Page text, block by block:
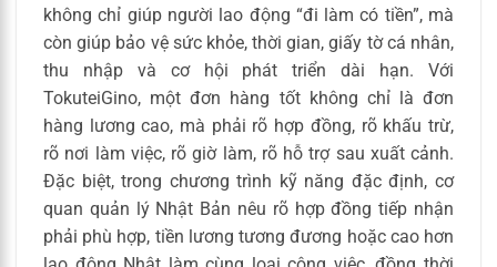
không chỉ giúp người lao động “đi làm có tiền”, mà
còn giúp bảo vệ sức khỏe, thời gian, giấy tờ cá nhân,
thu nhập và cơ hội phát triển dài hạn. Với
TokuteiGino, một đơn hàng tốt không chỉ là đơn
hàng lương cao, mà phải rõ hợp đồng, rõ khấu trừ,
rõ nơi làm việc, rõ giờ làm, rõ hỗ trợ sau xuất cảnh.
Đặc biệt, trong chương trình kỹ năng đặc định, cơ
quan quản lý Nhật Bản nêu rõ hợp đồng tiếp nhận
phải phù hợp, tiền lương tương đương hoặc cao hơn